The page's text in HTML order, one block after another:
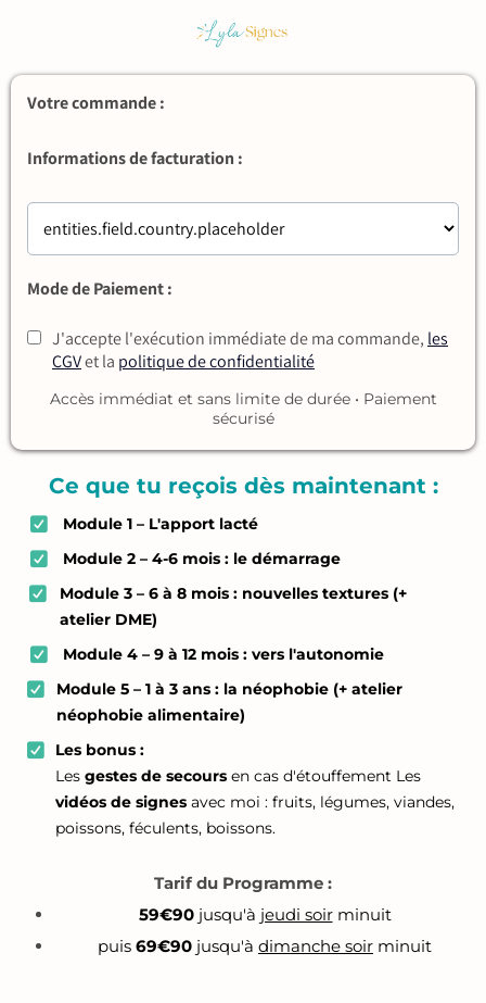
Ce que tu reçois dès maintenant :
Module 1 – L'apport lacté
Module 2 – 4-6 mois : le démarrage
Module 3 – 6 à 8 mois : nouvelles textures (+
atelier DME)
Module 4 – 9 à 12 mois : vers l'autonomie
Module 5 – 1 à 3 ans : la néophobie (+ atelier
néophobie alimentaire)
Les bonus :
Les gestes de secours en cas d'étouffement Les
vidéos de signes avec moi : fruits, légumes, viandes,
poissons, féculents, boissons.
Tarif du Programme :
59€90jusqu'à jeudi soirminuit
puis 69€90 jusqu'à dimanche soir minuit
Votre commande :
Informations de facturation :
Mode de Paiement :
J'accepte l'exécution immédiate de ma commande, les
CGVet la politique de confidentialité
Accès immédiat et sans limite de durée • Paiement
sécurisé